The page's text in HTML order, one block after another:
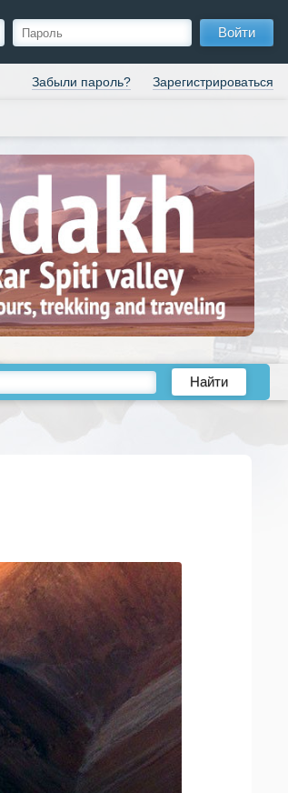
Войти
Забыли пароль? Зарегистрироваться
Найти